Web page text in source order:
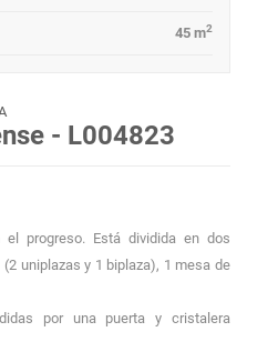
- L004823
progreso. Está dividida en dos
uniplazas y 1 biplaza), 1 mesa de
por una puerta y cristalera
45 m2